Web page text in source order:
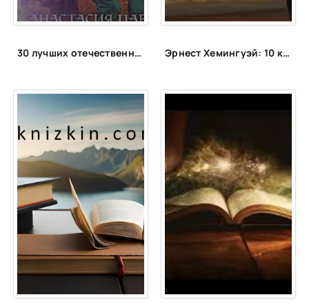
30 лучших отечественных фэнтези циклов Эрнест Хемингуэй: 10 книг, которые стоит прочитать